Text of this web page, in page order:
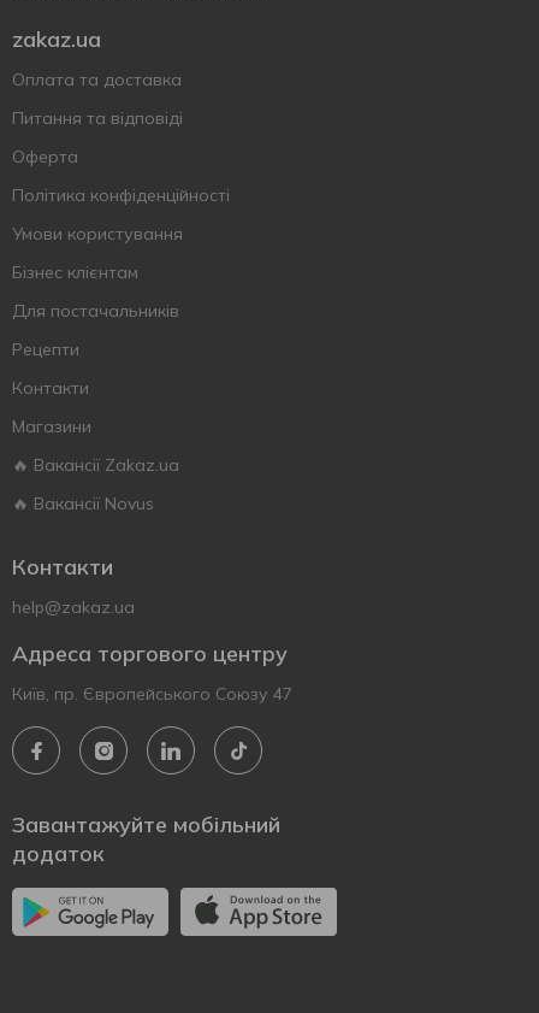
zakaz.ua
Оплата та доставка
Питання та відповіді
Оферта
Політика конфіденційності
Умови користування
Бізнес клієнтам
Для постачальників
Рецепти
Контакти
Магазини
🔥 Вакансії Zakaz.ua
🔥 Вакансії Novus
Контакти
help@zakaz.ua
Адреса торгового центру
Київ, пр. Європейського Союзу 47
Завантажуйте мобільний
додаток